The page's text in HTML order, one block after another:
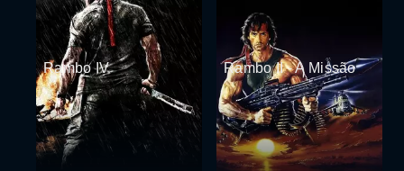
Rambo IV Rambo II - A Missão